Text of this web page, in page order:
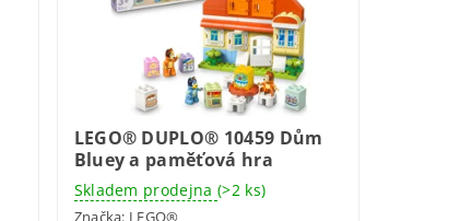
LEGO® DUPLO® 10459 Dům
Bluey a paměťová hra
Skladem prodejna (>2 ks)
Značka: LEGO®